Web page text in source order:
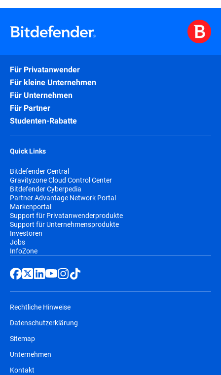
Für Privatanwender
Für kleine Unternehmen
Für Unternehmen
Für Partner
Studenten-Rabatte
Quick Links
Bitdefender Central
Gravityzone Cloud Control Center
Bitdefender Cyberpedia
Partner Advantage Network Portal
Markenportal
Support für Privatanwenderprodukte
Support für Unternehmensprodukte
Investoren
Jobs
InfoZone
Rechtliche Hinweise
Datenschutzerklärung
Sitemap
Unternehmen
Kontakt